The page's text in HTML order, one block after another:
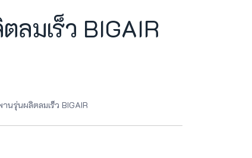
มเร็ว BIGAIR
รุ่นผลิตลมเร็ว BIGAIR